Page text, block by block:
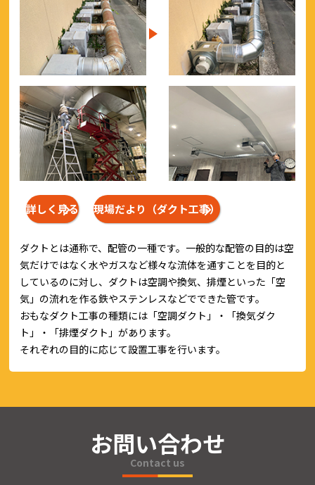
詳しく見る 現場だより（ダクト工事）
ダクトとは通称で、配管の一種です。一般的な配管の目的は空
気だけではなく水やガスなど様々な流体を通すことを目的と
しているのに対し、ダクトは空調や換気、排煙といった「空
気」の流れを作る鉄やステンレスなどでできた管です。
おもなダクト工事の種類には「空調ダクト」・「換気ダク
ト」・「排煙ダクト」があります。
それぞれの目的に応じて設置工事を行います。
お問い合わせ
Contact us